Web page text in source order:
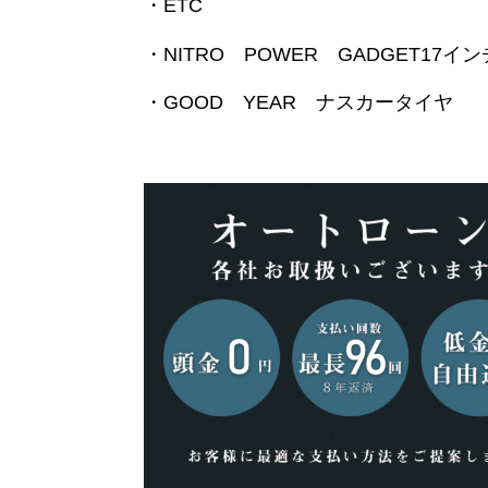
・ETC
・NITRO POWER GADGET17イン
・GOOD YEAR ナスカータイヤ